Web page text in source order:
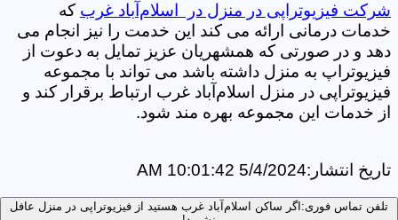
شرکت فیزیوتراپی در منزل در اسلام‌آباد غرب که
خدمات درمانی ارائه می کند این خدمت را نیز انجام می
دهد و در صورتی که همشهریان عزیز تمایل به دعوت از
فیزیوتراپ به منزل داشته باشد می تواند با مجموعه
فیزیوتراپی در منزل اسلام‌آباد غرب ارتباط برقرار کند و
از خدمات این مجموعه بهره مند شود.
تاریخ انتشار:5/4/2024 10:01:42 AM
تلفن تماس فوری: اگر ساکن اسلام‌آباد غرب هستید از فیزیوتراپی در منزل عافل